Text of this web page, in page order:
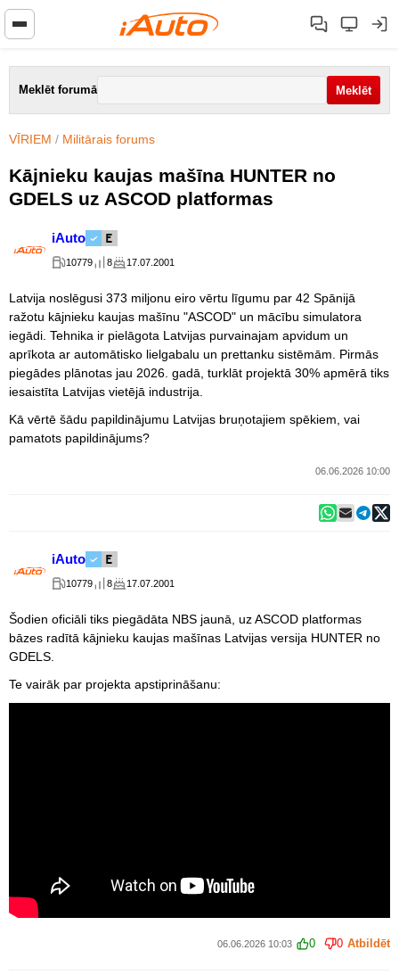
Meklēt forumā
VĪRIEM / Militārais forums
Kājnieku kaujas mašīna HUNTER no
GDELS uz ASCOD platformas
iAuto
10779 8 17.07.2001
Latvija noslēgusi 373 miljonu eiro vērtu līgumu par 42 Spānijā
ražotu kājnieku kaujas mašīnu "ASCOD" un mācību simulatora
iegādi. Tehnika ir pielāgota Latvijas purvainajam apvidum un
aprīkota ar automātisko lielgabalu un prettanku sistēmām. Pirmās
piegādes plānotas jau 2026. gadā, turklāt projektā 30% apmērā tiks
iesaistīta Latvijas vietējā industrija.
Kā vērtē šādu papildinājumu Latvijas bruņotajiem spēkiem, vai
pamatots papildinājums?
06.06.2026 10:00
iAuto
10779 8 17.07.2001
Šodien oficiāli tiks piegādāta NBS jaunā, uz ASCOD platformas
bāzes radītā kājnieku kaujas mašīnas Latvijas versija HUNTER no
GDELS.
Te vairāk par projekta apstiprināšanu:
06.06.2026 10:03 0 0 Atbildēt